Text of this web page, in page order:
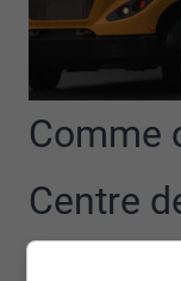
Comme
Centre